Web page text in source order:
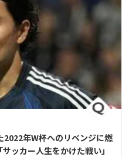
2022年W杯へのリベンジに燃
ッカー人生をかけた戦い」